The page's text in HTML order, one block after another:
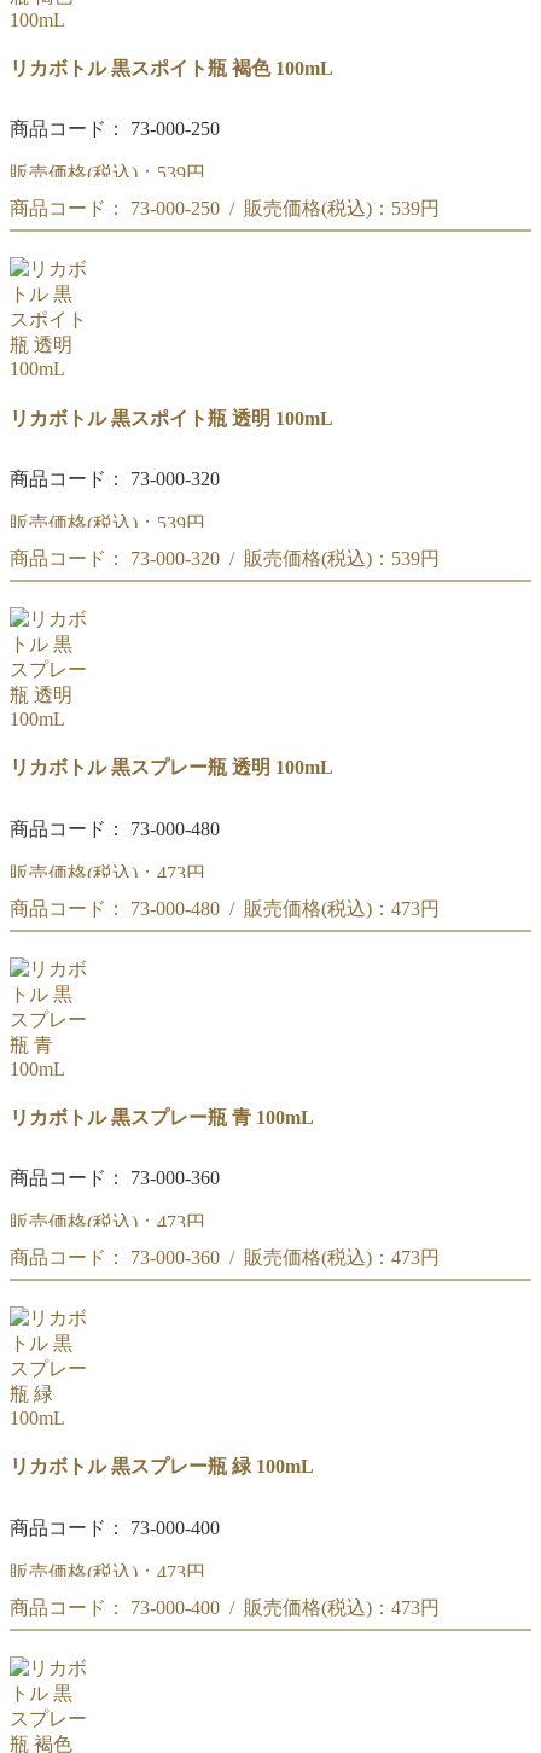
リカボトル 黒スポイト瓶 褐色 100mL
商品コード： 73-000-250
販売価格(税込)： 539円
黒スポイト瓶 褐色 100mL
商品コード： 73-000-250 / 販売価格(税込)： 539円
黒スポイト瓶 褐色 100mL
リカボトル 黒スポイト瓶 透明 100mL
商品コード： 73-000-320
販売価格(税込)： 539円
黒スポイト瓶 透明 100mL
商品コード： 73-000-320 / 販売価格(税込)： 539円
黒スポイト瓶 透明 100mL
リカボトル 黒スプレー瓶 透明 100mL
商品コード： 73-000-480
販売価格(税込)： 473円
黒スプレー瓶 透明 100mL
商品コード： 73-000-480 / 販売価格(税込)： 473円
黒スプレー瓶 透明 100mL
リカボトル 黒スプレー瓶 青 100mL
商品コード： 73-000-360
販売価格(税込)： 473円
黒スプレー瓶 青 100mL
商品コード： 73-000-360 / 販売価格(税込)： 473円
黒スプレー瓶 青 100mL
。
リカボトル 黒スプレー瓶 緑 100mL
商品コード： 73-000-400
販売価格(税込)： 473円
黒スプレー瓶 緑 100mL
商品コード： 73-000-400 / 販売価格(税込)： 473円
黒スプレー瓶 緑 100mL